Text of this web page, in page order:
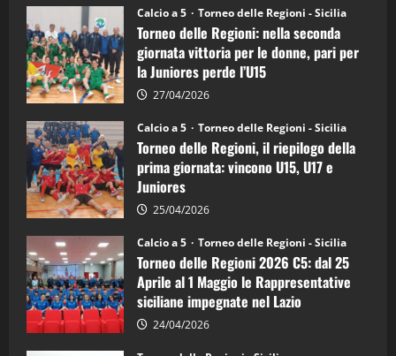
Torneo
delle
Regioni
di
calcio
a
5:
la
Juniores
è
vicecampione
d’Italia
Calcio a 5 Torneo delle Regioni - Sicilia
Torneo delle Regioni: nella seconda
giornata vittoria per le donne, pari per
la Juniores perde l’U15
27/04/2026
Calcio a 5 Torneo delle Regioni - Sicilia
Torneo delle Regioni, il riepilogo della
prima giornata: vincono U15, U17 e
Juniores
25/04/2026
Calcio a 5 Torneo delle Regioni - Sicilia
Torneo delle Regioni 2026 C5: dal 25
Aprile al 1 Maggio le Rappresentative
siciliane impegnate nel Lazio
24/04/2026